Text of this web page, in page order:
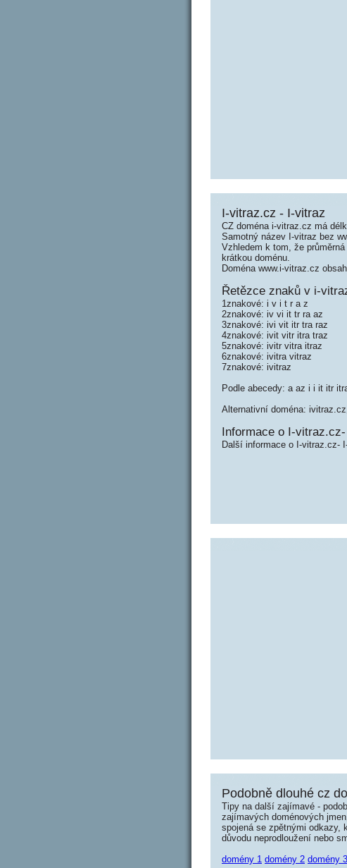
I-vitraz.cz - I-vitraz
CZ doména i-vitraz.cz má
Samotný název I-vitraz bez
Vzhledem k tom, že
krátkou doménu.
Doména www.i-vitraz.cz
Řetězce znaků v i-
1znakové: i v i t r a z
2znakové: iv vi it tr ra az
3znakové: ivi vit itr tra raz
4znakové: ivit vitr itra traz
5znakové: ivitr vitra itraz
6znakové: ivitra vitraz
7znakové: ivitraz
Podle abecedy: a az i i it itr
Alternativní doména:
Informace o I-
Další informace o I-vitraz.cz-
Podobně dlouhé cz
Tipy na další zajímavé -
zajímavých doménových
spojená se zpětnými odkazy,
důvodu neprodloužení nebo
domény 1 domény 2 domény 3